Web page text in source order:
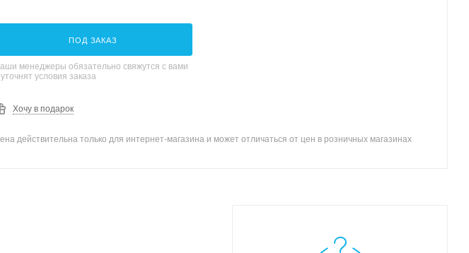
ПОД ЗАКАЗ
менеджеры обязательно свяжутся с вами
условия заказа
Хочу в подарок
действительна только для интернет-магазина и может отличаться от цен в розничных магазинах